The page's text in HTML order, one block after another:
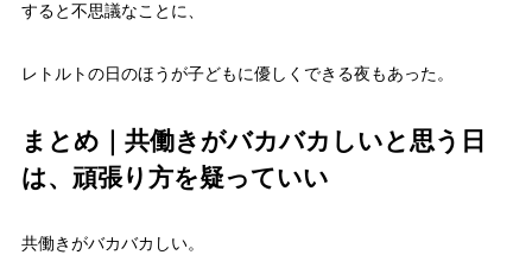
すると不思議なことに、
レトルトの日のほうが子どもに優しくできる夜もあった。
まとめ｜共働きがバカバカしいと思う日
は、頑張り方を疑っていい
共働きがバカバカしい。